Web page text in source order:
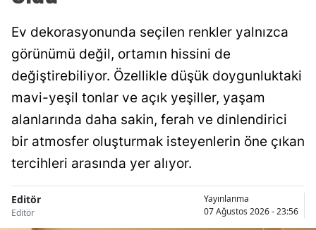
Ev dekorasyonunda seçilen renkler yalnızca
görünümü değil, ortamın hissini de
değiştirebiliyor. Özellikle düşük doygunluktaki
mavi-yeşil tonlar ve açık yeşiller, yaşam
alanlarında daha sakin, ferah ve dinlendirici
bir atmosfer oluşturmak isteyenlerin öne çıkan
tercihleri arasında yer alıyor.
Editör
Editör
Yayınlanma
07 Ağustos 2026 - 23:56